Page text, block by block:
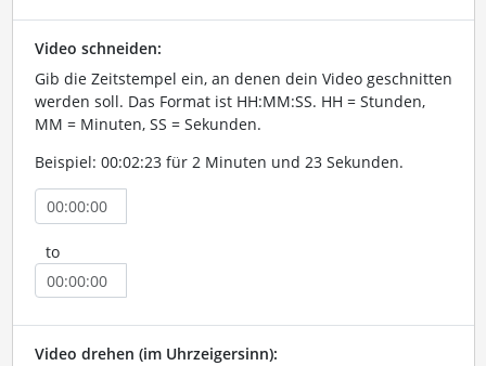
Video schneiden:
Gib die Zeitstempel ein, an denen dein Video geschnitten
werden soll. Das Format ist HH:MM:SS. HH = Stunden,
MM = Minuten, SS = Sekunden.
Beispiel: 00:02:23 für 2 Minuten und 23 Sekunden.
to
Video drehen (im Uhrzeigersinn):